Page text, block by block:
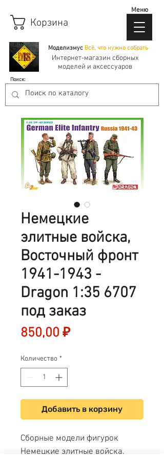
Моделизмус Всё, что нужно собрать
Корзина
Интернет-магазин сборных
моделей и аксессуаров
Поиск:
Меню
Немецкие
элитные войска,
Восточный фронт
1941-1943 -
Dragon 1:35 6707
под заказ
850,00 ₽Цена
Количество *
Добавить в корзину
Сборные модели фигурок
Немецкие элитные войска,